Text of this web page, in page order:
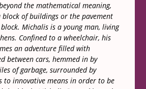
the mathematical meaning,
block of buildings or the pavement
Michalis is a young man, living
Confined to a wheelchair, his
an adventure filled with
between cars, hemmed in by
of garbage, surrounded by
to innovative means in order to be